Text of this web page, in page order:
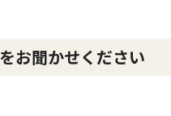
お聞かせください